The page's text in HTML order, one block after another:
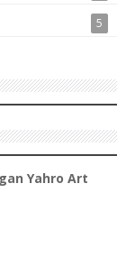
5
Yahro Art